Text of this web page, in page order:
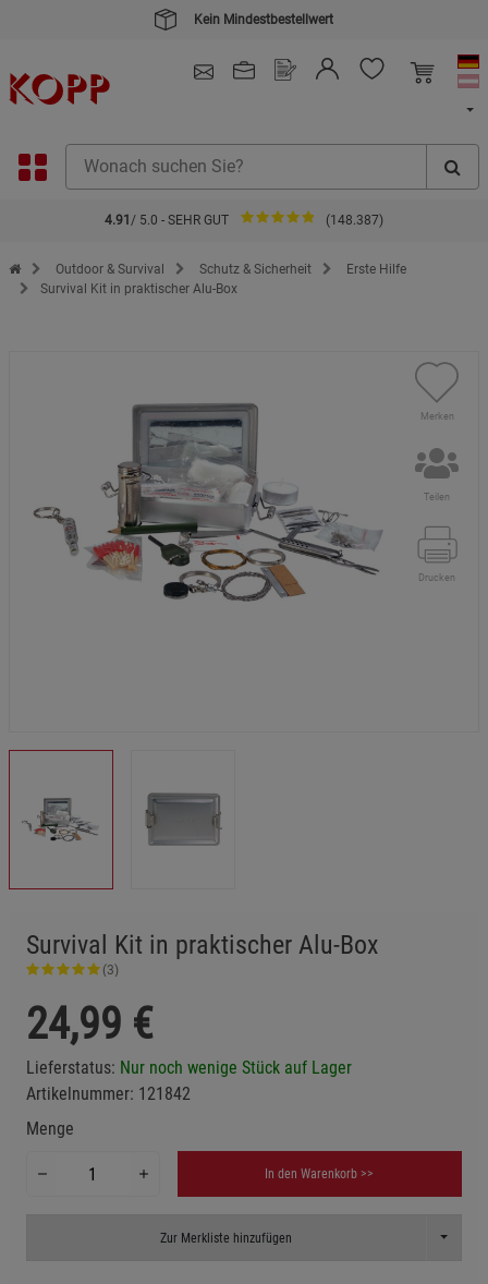
Kein Mindestbestellwert
4.91 / 5.0 - SEHR GUT (148.387)
Zur Startseite des Kopp Verlag Online-Shop
Outdoor & Survival Schutz & Sicherheit
Erste Hilfe
Survival Kit in praktischer Alu-Box
Merken
Teilen
Drucken
Survival Kit in praktischer Alu-Box
(3)
24,99 €
Lieferstatus: Nur noch wenige Stück auf Lager
Artikelnummer: 121842
Menge
In den Warenkorb >>
Zur Merkliste hinzufügen Toggle